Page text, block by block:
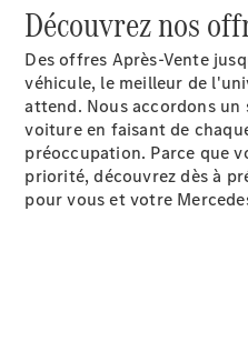
Après-Vente
Découvrez nos
Des offres Après-Vente
véhicule, le meilleur de
attend. Nous accordons
voiture en faisant de
préoccupation. Parce que
priorité, découvrez dès à
pour vous et votre